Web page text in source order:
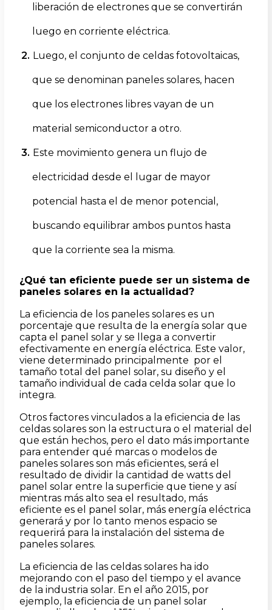
liberación de electrones que se convertirán
luego en corriente eléctrica.
Luego, el conjunto de celdas fotovoltaicas,
que se denominan paneles solares, hacen
que los electrones libres vayan de un
material semiconductor a otro.
Este movimiento genera un flujo de
electricidad desde el lugar de mayor
potencial hasta el de menor potencial,
buscando equilibrar ambos puntos hasta
que la corriente sea la misma.
¿Qué tan eficiente puede ser un sistema de
paneles solares en la actualidad?
La eficiencia de los paneles solares es un
porcentaje que resulta de la energía solar que
capta el panel solar y se llega a convertir
efectivamente en energía eléctrica. Este valor,
viene determinado principalmente por el
tamaño total del panel solar, su diseño y el
tamaño individual de cada celda solar que lo
integra.
Otros factores vinculados a la eficiencia de las
celdas solares son la estructura o el material del
que están hechos, pero el dato más importante
para entender qué marcas o modelos de
paneles solares son más eficientes, será el
resultado de dividir la cantidad de watts del
panel solar entre la superficie que tiene y así
mientras más alto sea el resultado, más
eficiente es el panel solar, más energía eléctrica
generará y por lo tanto menos espacio se
requerirá para la instalación del sistema de
paneles solares.
La eficiencia de las celdas solares ha ido
mejorando con el paso del tiempo y el avance
de la industria solar. En el año 2015, por
ejemplo, la eficiencia de un panel solar